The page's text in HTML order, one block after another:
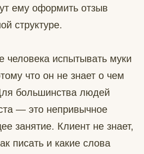
ему оформить отзыв
структуре.
человека испытывать муки
что он не знает о чем
большинства людей
— это непривычное
занятие. Клиент не знает,
писать и какие слова